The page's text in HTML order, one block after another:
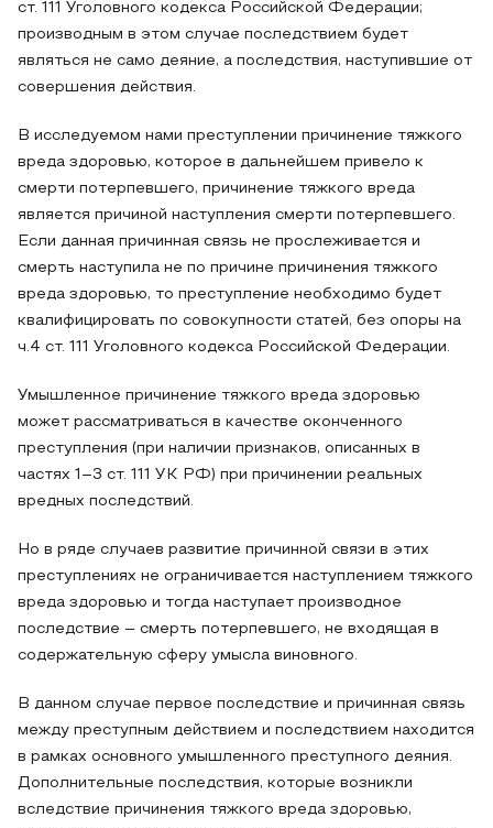
ст. 111 Уголовного кодекса Российской Федерации;
производным в этом случае последствием будет
являться не само деяние, а последствия, наступившие от
совершения действия.
В исследуемом нами преступлении причинение тяжкого
вреда здоровью, которое в дальнейшем привело к
смерти потерпевшего, причинение тяжкого вреда
является причиной наступления смерти потерпевшего.
Если данная причинная связь не прослеживается и
смерть наступила не по причине причинения тяжкого
вреда здоровью, то преступление необходимо будет
квалифицировать по совокупности статей, без опоры на
ч.4 ст. 111 Уголовного кодекса Российской Федерации.
Умышленное причинение тяжкого вреда здоровью
может рассматриваться в качестве оконченного
преступления (при наличии признаков, описанных в
частях 1–3 ст. 111 УК РФ) при причинении реальных
вредных последствий.
Но в ряде случаев развитие причинной связи в этих
преступлениях не ограничивается наступлением тяжкого
вреда здоровью и тогда наступает производное
последствие – смерть потерпевшего, не входящая в
содержательную сферу умысла виновного.
В данном случае первое последствие и причинная связь
между преступным действием и последствием находится
в рамках основного умышленного преступного деяния.
Дополнительные последствия, которые возникли
вследствие причинения тяжкого вреда здоровью,